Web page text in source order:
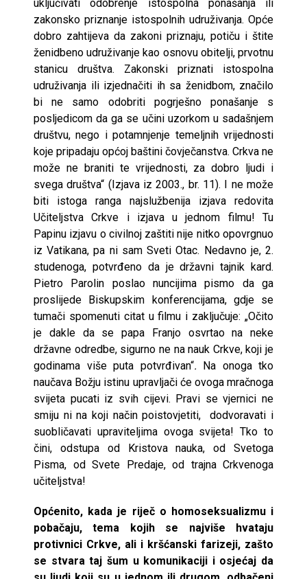
uključivati odobrenje istospolna ponašanja ili
zakonsko priznanje istospolnih udruživanja. Opće
dobro zahtijeva da zakoni priznaju, potiču i štite
ženidbeno udruživanje kao osnovu obitelji, prvotnu
stanicu društva. Zakonski priznati istospolna
udruživanja ili izjednačiti ih sa ženidbom, značilo
bi ne samo odobriti pogrješno ponašanje s
posljedicom da ga se učini uzorkom u sadašnjem
društvu, nego i potamnjenje temeljnih vrijednosti
koje pripadaju općoj baštini čovječanstva. Crkva ne
može ne braniti te vrijednosti, za dobro ljudi i
svega društva“ (Izjava iz 2003., br. 11). I ne može
biti istoga ranga najslužbenija izjava redovita
Učiteljstva Crkve i izjava u jednom filmu! Tu
Papinu izjavu o civilnoj zaštiti nije nitko opovrgnuo
iz Vatikana, pa ni sam Sveti Otac. Nedavno je, 2.
studenoga, potvrđeno da je državni tajnik kard.
Pietro Parolin poslao nuncijima pismo da ga
proslijede Biskupskim konferencijama, gdje se
tumači spomenuti citat u filmu i zaključuje: „Očito
je dakle da se papa Franjo osvrtao na neke
državne odredbe, sigurno ne na nauk Crkve, koji je
godinama više puta potvrđivan“.
Na onoga tko
naučava Božju istinu upravljači će ovoga mračnoga
svijeta pucati iz svih cijevi. Pravi se vjernici ne
smiju ni na koji način poistovjetiti, dodvoravati i
suobličavati upraviteljima ovoga svijeta! Tko to
čini, odstupa od Kristova nauka, od Svetoga
Pisma, od Svete Predaje, od trajna Crkvenoga
učiteljstva!
Općenito, kada je riječ o homoseksualizmu i
pobačaju, tema kojih se najviše hvataju
protivnici Crkve, ali i kršćanski farizeji, zašto
se stvara taj šum u komunikaciji i osjećaj da